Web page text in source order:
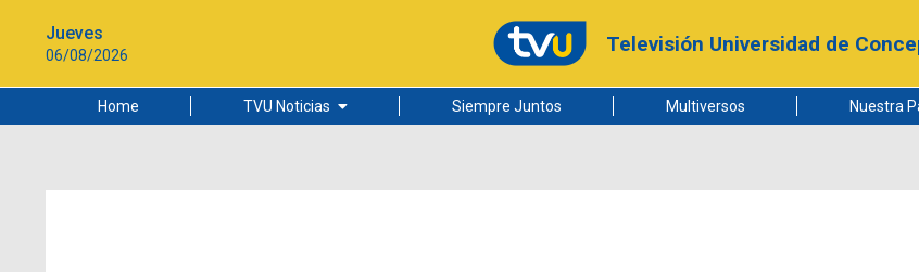
Jueves
06/08/2026 Televisión Universidad de
Home TVU Noticias
Ciudad
Siempre Juntos Multiversos Nuestra